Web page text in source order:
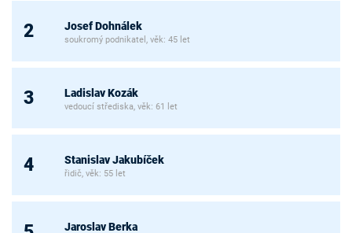
2 Josef Dohnálek
soukromý podnikatel, věk: 45 let
3 Ladislav Kozák
vedoucí střediska, věk: 61 let
4 Stanislav Jakubíček
řidič, věk: 55 let
Jaroslav Berka